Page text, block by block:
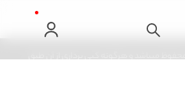
میباشد و هرگونه کپی برداری از آن طبق